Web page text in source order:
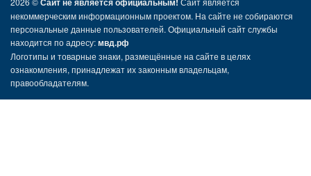
некоммерческим информационным проектом. На сайте не собираются
персональные данные пользователей. Официальный сайт службы
находится по адресу:мвд.рф
Логотипы и товарные знаки, размещённые на сайте в целях
ознакомления, принадлежат их законным владельцам,
правообладателям.